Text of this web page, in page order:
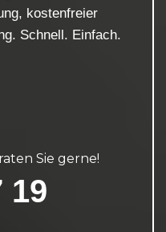
kostenfreier
Schnell. Einfach.
Sie gerne!
19